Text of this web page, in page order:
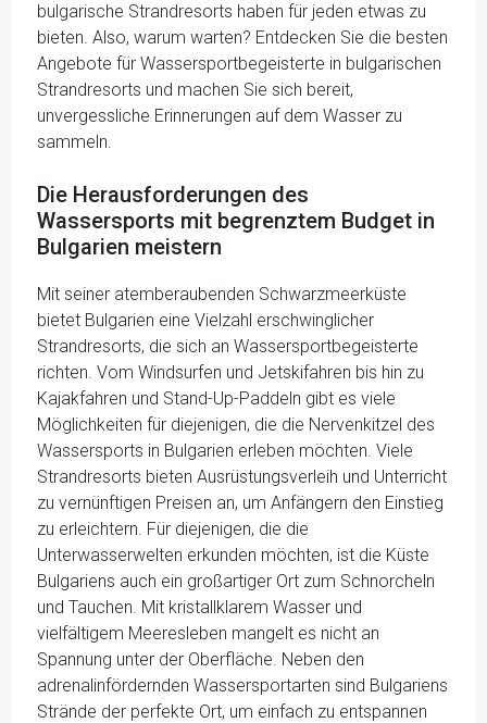
bulgarische Strandresorts haben für jeden etwas zu
bieten. Also, warum warten? Entdecken Sie die besten
Angebote für Wassersportbegeisterte in bulgarischen
Strandresorts und machen Sie sich bereit,
unvergessliche Erinnerungen auf dem Wasser zu
sammeln.
Die Herausforderungen des
Wassersports mit begrenztem Budget in
Bulgarien meistern
Mit seiner atemberaubenden Schwarzmeerküste
bietet Bulgarien eine Vielzahl erschwinglicher
Strandresorts, die sich an Wassersportbegeisterte
richten. Vom Windsurfen und Jetskifahren bis hin zu
Kajakfahren und Stand-Up-Paddeln gibt es viele
Möglichkeiten für diejenigen, die die Nervenkitzel des
Wassersports in Bulgarien erleben möchten. Viele
Strandresorts bieten Ausrüstungsverleih und Unterricht
zu vernünftigen Preisen an, um Anfängern den Einstieg
zu erleichtern. Für diejenigen, die die
Unterwasserwelten erkunden möchten, ist die Küste
Bulgariens auch ein großartiger Ort zum Schnorcheln
und Tauchen. Mit kristallklarem Wasser und
vielfältigem Meeresleben mangelt es nicht an
Spannung unter der Oberfläche. Neben den
adrenalinfördernden Wassersportarten sind Bulgariens
Strände der perfekte Ort, um einfach zu entspannen